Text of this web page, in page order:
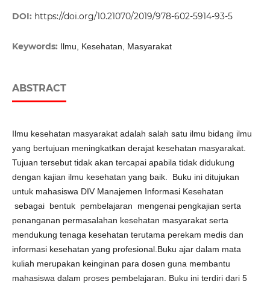
DOI: https://doi.org/10.21070/2019/978-602-5914-93-5
Keywords: Ilmu, Kesehatan, Masyarakat
ABSTRACT
Ilmu kesehatan masyarakat adalah salah satu ilmu bidang ilmu
yang bertujuan meningkatkan derajat kesehatan masyarakat.
Tujuan tersebut tidak akan tercapai apabila tidak didukung
dengan kajian ilmu kesehatan yang baik. Buku ini ditujukan
untuk mahasiswa DIV Manajemen Informasi Kesehatan
sebagai bentuk pembelajaran mengenai pengkajian serta
penanganan permasalahan kesehatan masyarakat serta
mendukung tenaga kesehatan terutama perekam medis dan
informasi kesehatan yang profesional.Buku ajar dalam mata
kuliah merupakan keinginan para dosen guna membantu
mahasiswa dalam proses pembelajaran. Buku ini terdiri dari 5